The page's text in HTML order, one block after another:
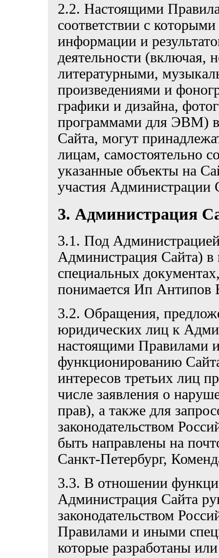
2.2. Настоящими
соответствии с
информации и
деятельности (включая,
литературными,
произведениями и
графики и дизайна,
программами для ЭВМ) в
Сайта, могут
лицам, самостоятельно
указанные объекты на
участия Администрации
3. Администрация
3.1. Под
Администрация Сайта)
специальных
понимается Ип Антипов
3.2. Обращения,
юридических лиц к
настоящими Правилами
функционированию
интересов третьих лиц
числе заявления о
прав), а также для
законодательством
быть направлены на
Санкт-Петербург,
3.3. В отношении
Администрация Сайта
законодательством
Правилами и иными
которые разработаны